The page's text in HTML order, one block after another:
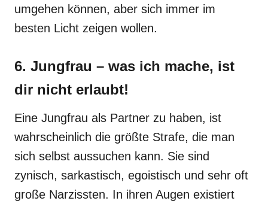
umgehen können, aber sich immer im
besten Licht zeigen wollen.
6. Jungfrau – was ich mache, ist
dir nicht erlaubt!
Eine Jungfrau als Partner zu haben, ist
wahrscheinlich die größte Strafe, die man
sich selbst aussuchen kann. Sie sind
zynisch, sarkastisch, egoistisch und sehr oft
große Narzissten. In ihren Augen existiert